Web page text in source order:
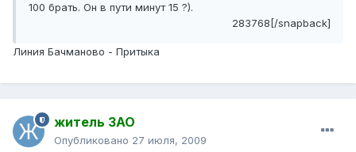
100 брать. Он в пути минут 15 ?).
283768[/snapback]
Линия Бачманово - Притыка
житель ЗАО
Опубликовано 27 июля, 2009